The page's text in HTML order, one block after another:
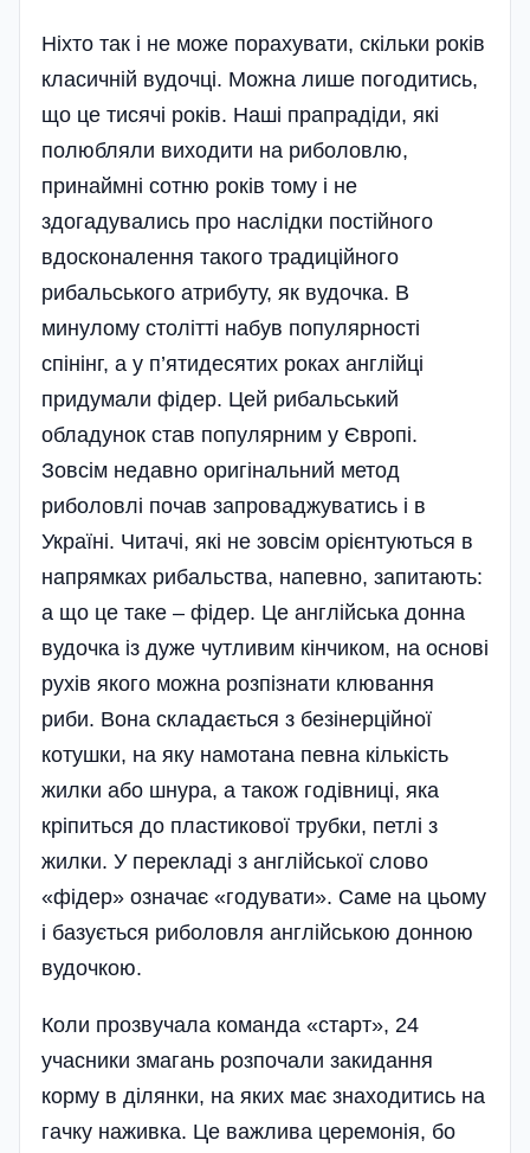
Ніхто так і не може порахувати, скільки років
класичній вудочці. Можна лише погодитись,
що це тисячі років. Наші прапрадіди, які
полюбляли виходити на риболовлю,
принаймні сотню років тому і не
здогадувались про наслідки постійного
вдосконалення такого традиційного
рибальського атрибуту, як вудочка. В
минулому столітті набув популярності
спінінг, а у п’ятидесятих роках англійці
придумали фідер. Цей рибальський
обладунок став популярним у Європі.
Зовсім недавно оригінальний метод
риболовлі почав запроваджуватись і в
Україні. Читачі, які не зовсім орієнтуються в
напрямках рибальства, напевно, запитають:
а що це таке – фідер. Це англійська донна
вудочка із дуже чутливим кінчиком, на основі
рухів якого можна розпізнати клювання
риби. Вона складається з безінерційної
котушки, на яку намотана певна кількість
жилки або шнура, а також годівниці, яка
кріпиться до пластикової трубки, петлі з
жилки. У перекладі з англійської слово
«фідер» означає «годувати». Саме на цьому
і базується риболовля англійською донною
вудочкою.
Коли прозвучала команда «старт», 24
учасники змагань розпочали закидання
корму в ділянки, на яких має знаходитись на
гачку наживка. Це важлива церемонія, бо